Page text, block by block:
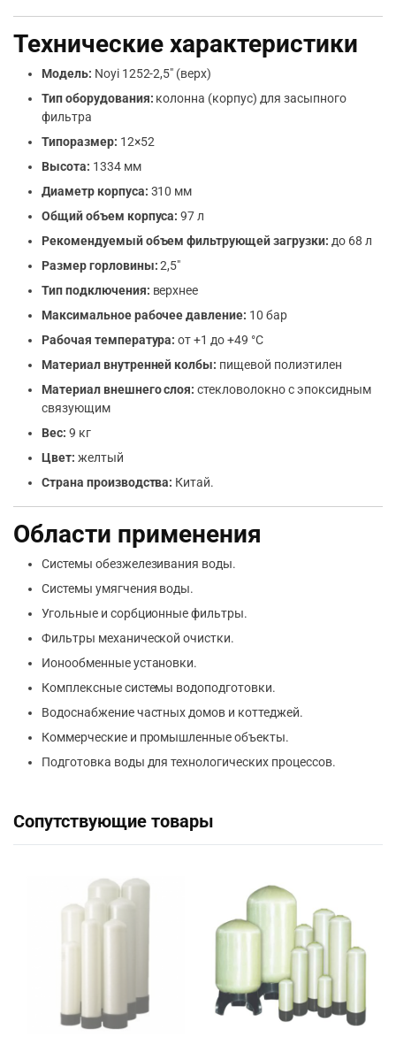
Технические характеристики
Модель: Noyi 1252-2,5″ (верх)
Тип оборудования: колонна (корпус) для засыпного
фильтра
Типоразмер: 12×52
Высота: 1334 мм
Диаметр корпуса: 310 мм
Общий объем корпуса: 97 л
Рекомендуемый объем фильтрующей загрузки: до 68 л
Размер горловины:2,5″
Тип подключения: верхнее
Максимальное рабочее давление: 10 бар
Рабочая температура: от +1 до +49 °C
Материал внутренней колбы: пищевой полиэтилен
Материал внешнего слоя: стекловолокно с эпоксидным
связующим
Вес: 9 кг
Цвет: желтый
Страна производства: Китай.
Области применения
Системы обезжелезивания воды.
Системы умягчения воды.
Угольные и сорбционные фильтры.
Фильтры механической очистки.
Ионообменные установки.
Комплексные системы водоподготовки.
Водоснабжение частных домов и коттеджей.
Коммерческие и промышленные объекты.
Подготовка воды для технологических процессов.
Сопутствующие товары